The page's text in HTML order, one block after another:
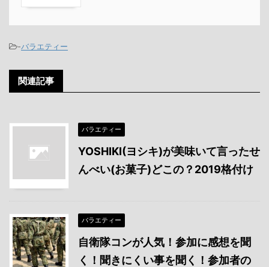
-バラエティー
関連記事
バラエティー
YOSHIKI(ヨシキ)が美味いて言ったせ
んべい(お菓子)どこの？2019格付け
バラエティー
自衛隊コンが人気！参加に感想を聞
く！聞きにくい事を聞く！参加者の